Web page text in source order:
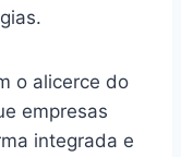
o alicerce do
empresas
integrada e